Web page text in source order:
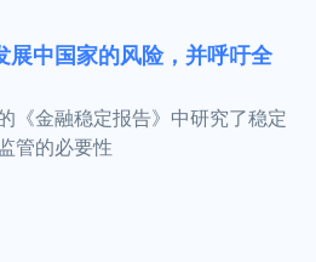
展中国家的风险，并呼吁全
《金融稳定报告》中研究了稳定
管的必要性